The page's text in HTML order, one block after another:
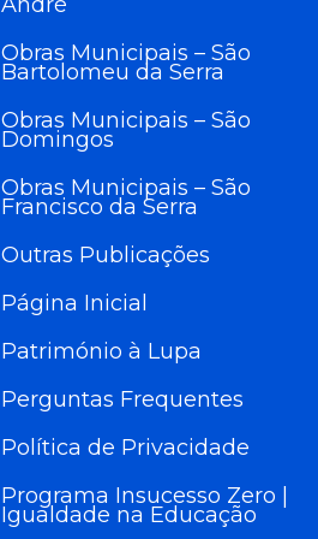
Obras Municipais – São
Bartolomeu da Serra
Obras Municipais – São
Domingos
Obras Municipais – São
Francisco da Serra
Outras Publicações
Página Inicial
Património à Lupa
Perguntas Frequentes
Política de Privacidade
Programa Insucesso Zero |
Igualdade na Educação